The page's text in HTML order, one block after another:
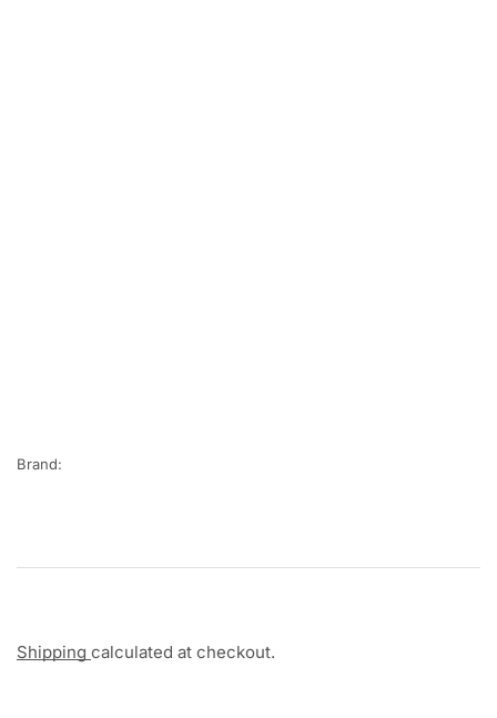
Brand:
Shipping calculated at checkout.